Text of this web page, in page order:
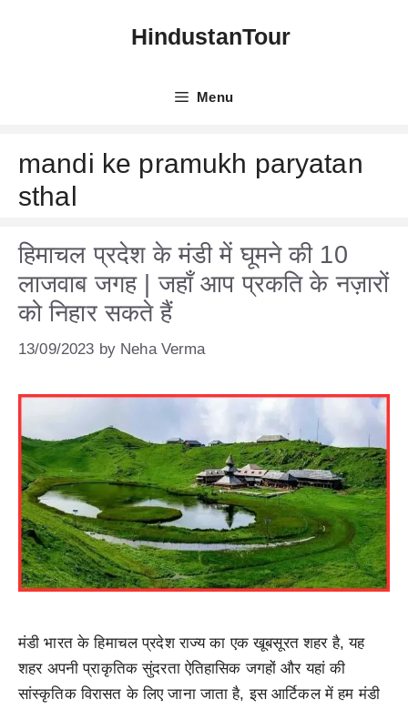
HindustanTour
Menu
mandi ke pramukh paryatan
sthal
हिमाचल प्रदेश के मंडी में घूमने की 10
लाजवाब जगह | जहाँ आप प्रकति के नज़ारों
को निहार सकते हैं
13/09/2023 by Neha Verma
मंडी भारत के हिमाचल प्रदेश राज्य का एक खूबसूरत शहर है, यह
शहर अपनी प्राकृतिक सुंदरता ऐतिहासिक जगहों और यहां की
सांस्कृतिक विरासत के लिए जाना जाता है, इस आर्टिकल में हम मंडी